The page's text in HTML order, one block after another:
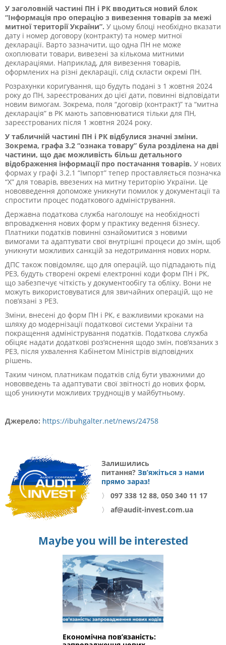
У заголовній частині ПН і РК вводиться новий блок
“Інформація про операцію з вивезення товарів за межі
митної території України”. У цьому блоці необхідно вказати
дату і номер договору (контракту) та номер митної
декларації. Варто зазначити, що одна ПН не може
охоплювати товари, вивезені за кількома митними
деклараціями. Наприклад, для вивезення товарів,
оформлених на різні декларації, слід скласти окремі ПН.
Розрахунки коригування, що будуть подані з 1 жовтня 2024
року до ПН, зареєстрованих до цієї дати, повинні відповідати
новим вимогам. Зокрема, поля “договір (контракт)” та “митна
декларація” в РК мають заповнюватися тільки для ПН,
зареєстрованих після 1 жовтня 2024 року.
У табличній частині ПН і РК відбулися значні зміни.
Зокрема, графа 3.2 “ознака товару” була розділена на дві
частини, що дає можливість більш детального
відображення інформації про постачання товарів. У нових
формах у графі 3.2.1 “Імпорт” тепер проставляється позначка
“Х” для товарів, ввезених на митну територію України. Це
нововведення допоможе уникнути помилок у документації та
спростити процес податкового адміністрування.
Державна податкова служба наголошує на необхідності
впровадження нових форм у практику ведення бізнесу.
Платники податків повинні ознайомитися з новими
вимогами та адаптувати свої внутрішні процеси до змін, щоб
уникнути можливих санкцій за недотримання нових норм.
ДПС також повідомляє, що для операцій, що підпадають під
РЕЗ, будуть створені окремі електронні коди форм ПН і РК,
що забезпечує чіткість у документообігу та обліку. Вони не
можуть використовуватися для звичайних операцій, що не
пов’язані з РЕЗ.
Зміни, внесені до форм ПН і РК, є важливими кроками на
шляху до модернізації податкової системи України та
покращення адміністрування податків. Податкова служба
обіцяє надати додаткові роз’яснення щодо змін, пов’язаних з
РЕЗ, після ухвалення Кабінетом Міністрів відповідних
рішень.
Таким чином, платникам податків слід бути уважними до
нововведень та адаптувати свої звітності до нових форм,
щоб уникнути можливих труднощів у майбутньому.
Джерело: https://ibuhgalter.net/news/24758
Залишились
питання? Зв’яжіться з нами
прямо зараз!
〉
097 338 12 88, 050 340 11 17
〉
af@audit-invest.com.ua
Maybe you will be interested
Економічна пов’язаність: